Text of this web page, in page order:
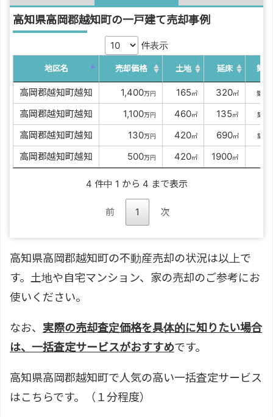
高知県高岡郡越知町の一戸建て売却事例
件表示
地区名 売却価格 土地 延床 築
高岡郡越知町越知 1,400万円 165㎡ 320㎡ 築
高岡郡越知町越知
1,100万円 460㎡ 135㎡ 築
高岡郡越知町越知
130万円 420㎡ 690㎡ 築
高岡郡越知町越知
500万円 420㎡ 1900㎡
4 件中 1 から 4 まで表示
前 1 次
高知県高岡郡越知町の不動産売却の状況は以上で
す。土地や自宅マンション、家の売却のご参考にお
使いください。
なお、 実際の売却査定価格を具体的に知りたい場合
は、一括査定サービスがおすすめです。
高知県高岡郡越知町で人気の高い一括査定サービス
はこちらです。（１分程度）